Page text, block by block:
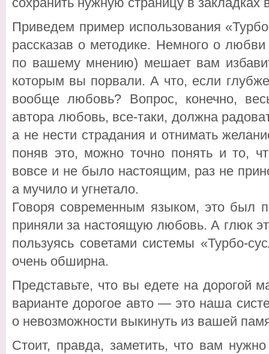
Приведем пример использования
рассказав о методике. Немного о
по вашему мнению) мешает вам
которым вы порвали. А что, если
вообще любовь? Вопрос, конечно,
автора любовь, все-таки, должна
а не нести страдания и отнимать
поняв это, можно точно понять и то,
вовсе и не было настоящим, раз не
а мучило и угнетало.
Говоря современным языком, это был
приняли за настоящую любовь. А глюк
пользуясь советами системы «Турбо-
очень обширна.
Представьте, что вы едете на
варианте дорогое авто — это наша
о невозможности выкинуть из вашей
Стоит, правда, заметить, что вам